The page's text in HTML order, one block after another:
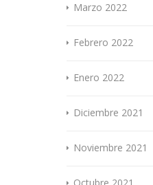
Marzo 2022
Febrero 2022
Enero 2022
Diciembre 2021
Noviembre 2021